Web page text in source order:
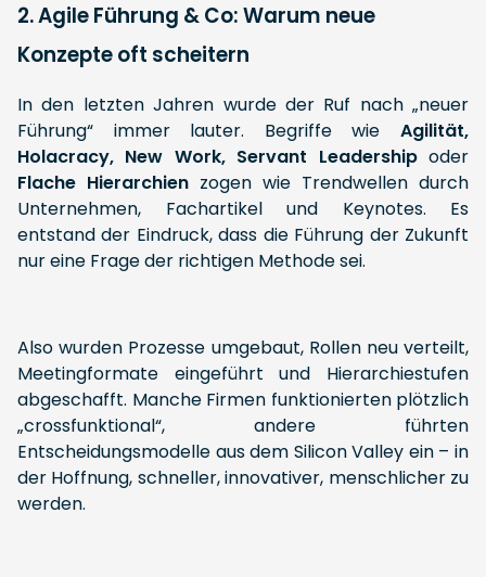
2. Agile Führung & Co: Warum neue
Konzepte oft scheitern
In den letzten Jahren wurde der Ruf nach „neuer
Führung“ immer lauter. Begriffe wie Agilität,
Holacracy, New Work, Servant Leadershipoder
Flache Hierarchien zogen wie Trendwellen durch
Unternehmen, Fachartikel und Keynotes. Es
entstand der Eindruck, dass die Führung der Zukunft
nur eine Frage der richtigen Methode sei.
Also wurden Prozesse umgebaut, Rollen neu verteilt,
Meetingformate eingeführt und Hierarchiestufen
abgeschafft. Manche Firmen funktionierten plötzlich
„crossfunktional“, andere führten
Entscheidungsmodelle aus dem Silicon Valley ein – in
der Hoffnung, schneller, innovativer, menschlicher zu
werden.